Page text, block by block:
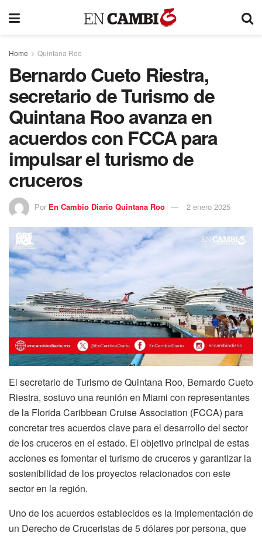
Home Quintana Roo
Bernardo Cueto Riestra,
secretario de Turismo de
Quintana Roo avanza en
acuerdos con FCCA para
impulsar el turismo de
cruceros
Por En Cambio Diario Quintana Roo 2 enero 2025
El secretario de Turismo de Quintana Roo, Bernardo Cueto
Riestra, sostuvo una reunión en Miami con representantes
de la Florida Caribbean Cruise Association (FCCA) para
concretar tres acuerdos clave para el desarrollo del sector
de los cruceros en el estado. El objetivo principal de estas
acciones es fomentar el turismo de cruceros y garantizar la
sostenibilidad de los proyectos relacionados con este
sector en la región.
Uno de los acuerdos establecidos es la implementación de
un Derecho de Cruceristas de 5 dólares por persona, que